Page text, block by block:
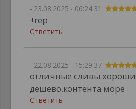
- 23.08.2025 - 06:24:31
+rep
Ответить
- 22.08.2025 - 15:29:37
отличные
дешево.контента море
Ответить